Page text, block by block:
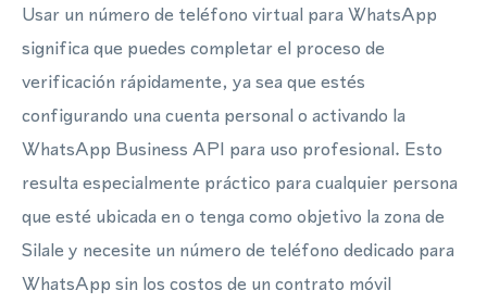
Usar un número de teléfono virtual para WhatsApp
significa que puedes completar el proceso de
verificación rápidamente, ya sea que estés
configurando una cuenta personal o activando la
WhatsApp Business API para uso profesional. Esto
resulta especialmente práctico para cualquier persona
que esté ubicada en o tenga como objetivo la zona de
Silale y necesite un número de teléfono dedicado para
WhatsApp sin los costos de un contrato móvil